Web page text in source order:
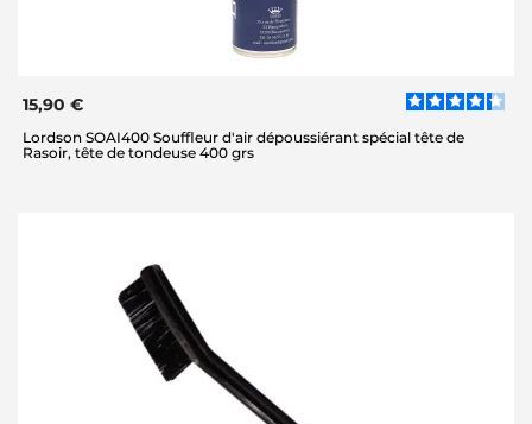
15,90 €
Lordson SOAI400 Souffleur d'air dépoussiérant spécial tête de
Rasoir, tête de tondeuse 400 grs